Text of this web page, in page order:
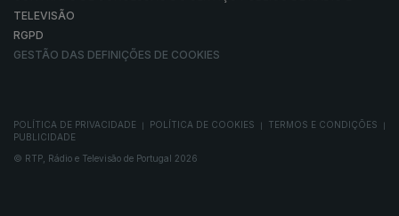
TELEVISÃO
RGPD
GESTÃO DAS DEFINIÇÕES DE COOKIES
POLÍTICA DE PRIVACIDADE POLÍTICA DE COOKIES TERMOS E CONDIÇÕES
PUBLICIDADE
© RTP, Rádio e Televisão de Portugal 2026